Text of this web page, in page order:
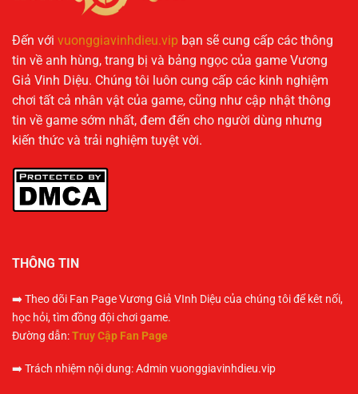
Đến với vuonggiavinhdieu.vip bạn sẽ cung cấp các thông
tin về anh hùng, trang bị và bảng ngọc của game Vương
Giả Vinh Diệu. Chúng tôi luôn cung cấp các kinh nghiệm
chơi tất cả nhân vật của game, cũng như cập nhật thông
tin về game sớm nhất, đem đến cho người dùng nhưng
kiến thức và trải nghiệm tuyệt vời.
THÔNG TIN
➡️ Theo dõi Fan Page Vương Giả VInh Diệu của chúng tôi để kêt nối,
học hỏi, tìm đồng đội chơi game.
Đường dẫn:Truy Cập Fan Page
➡️ Trách nhiệm nội dung: Admin vuonggiavinhdieu.vip